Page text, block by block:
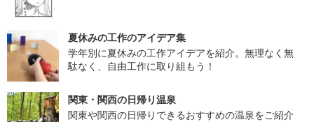
夏休みの工作のアイデア集
学年別に夏休みの工作アイデアを紹介。無理なく無
駄なく、自由工作に取り組もう！
関東・関西の日帰り温泉
関東や関西の日帰りできるおすすめの温泉をご紹介